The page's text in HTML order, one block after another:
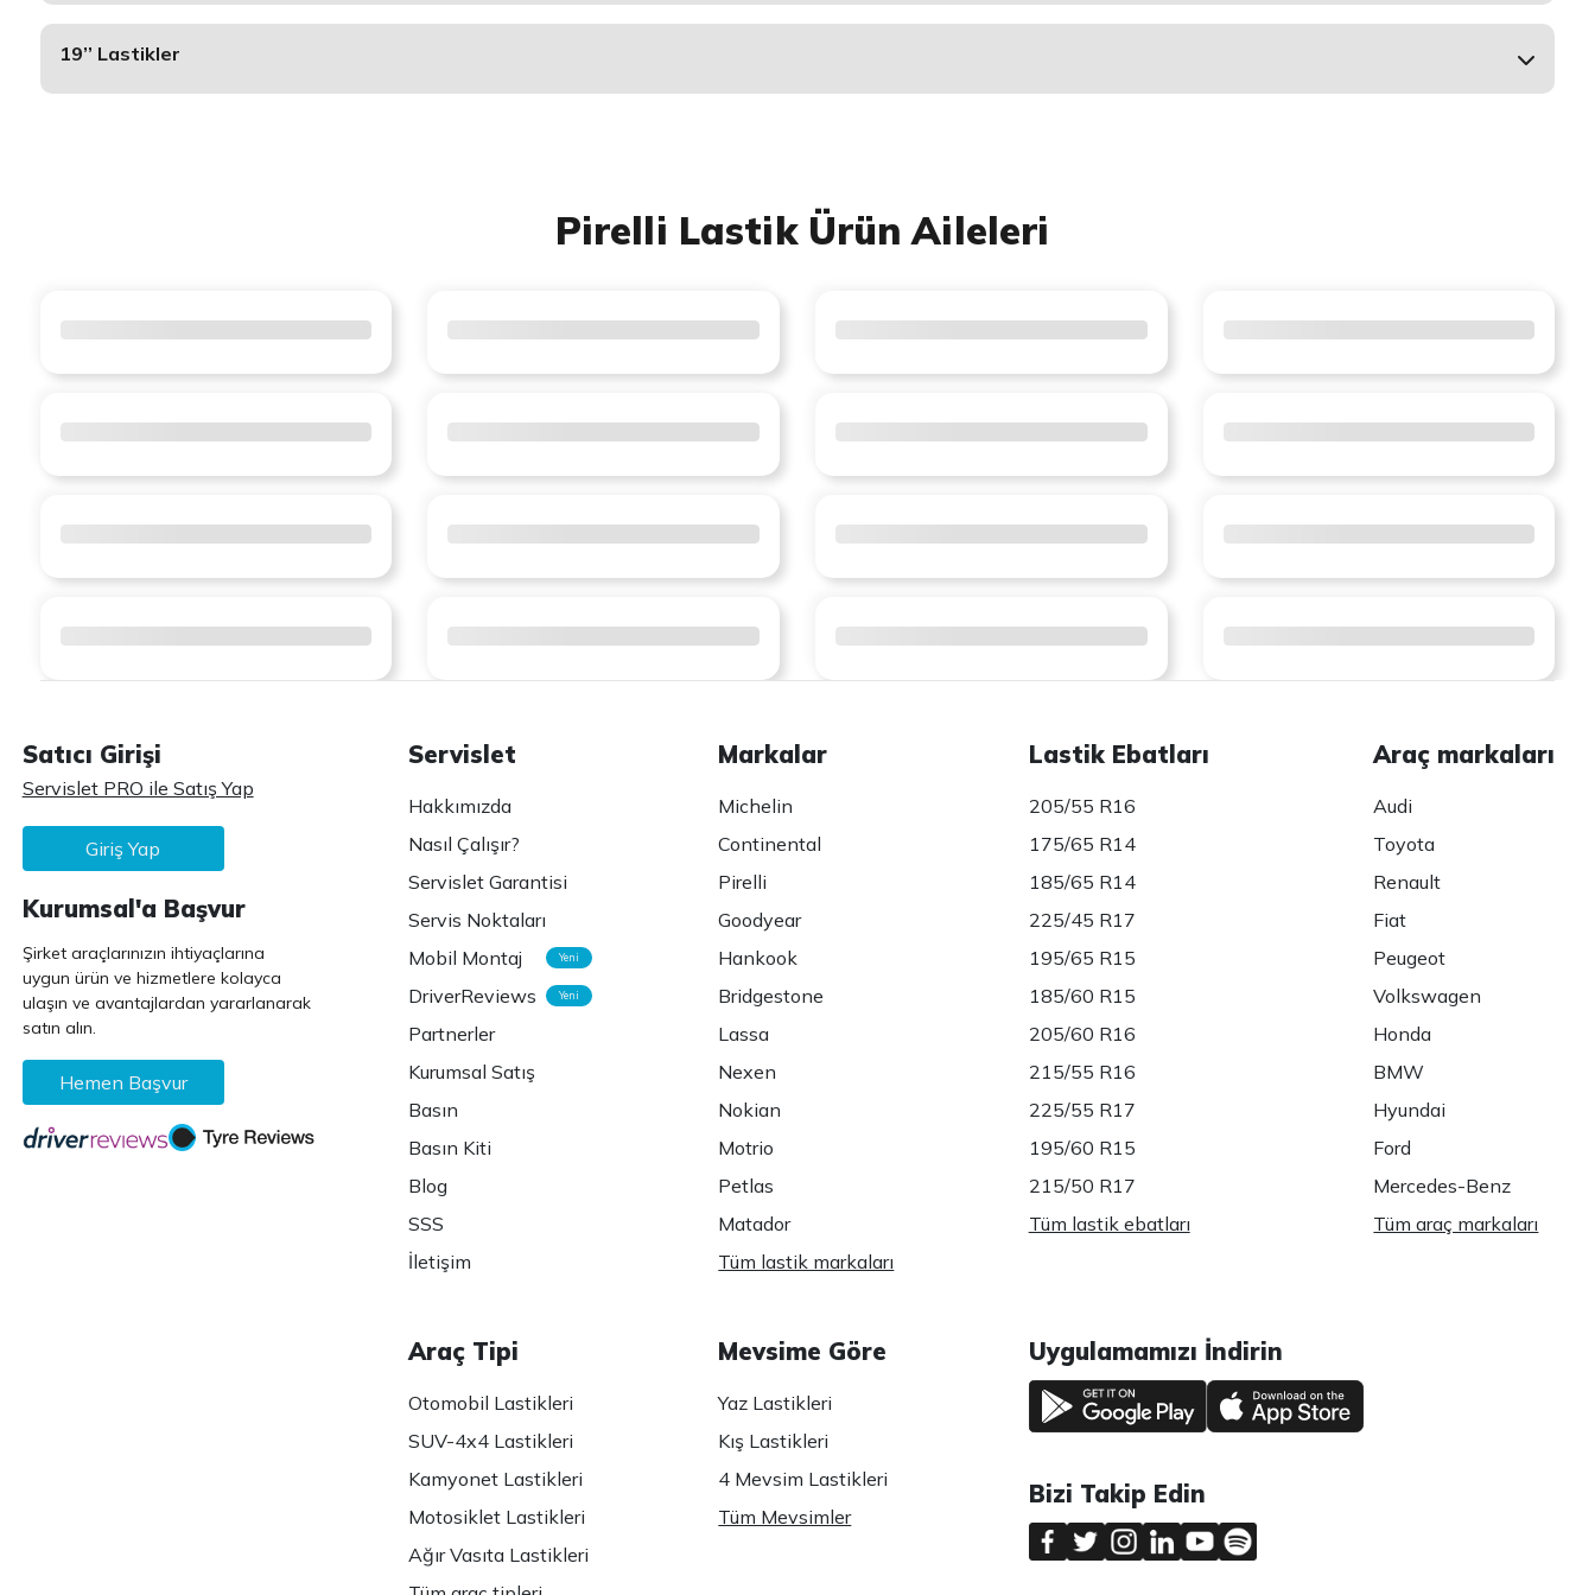
19’’ Lastikler
Pirelli Lastik Ürün Aileleri
Satıcı Girişi
Servislet PRO ile Satış Yap
Giriş Yap
Kurumsal'a Başvur
Şirket araçlarınızın ihtiyaçlarına
uygun ürün ve hizmetlere kolayca
ulaşın ve avantajlardan yararlanarak
satın alın.
Hemen Başvur
Servislet
Hakkımızda
Nasıl Çalışır?
Servislet Garantisi
Servis Noktaları
Mobil Montaj
Yeni
DriverReviews Yeni
Partnerler
Kurumsal Satış
Basın
Basın Kiti
Blog
SSS
İletişim
Markalar
Michelin
Continental
Pirelli
Goodyear
Hankook
Bridgestone
Lassa
Nexen
Nokian
Motrio
Petlas
Matador
Tüm lastik markaları
Lastik Ebatları
205/55 R16
175/65 R14
185/65 R14
225/45 R17
195/65 R15
185/60 R15
205/60 R16
215/55 R16
225/55 R17
195/60 R15
215/50 R17
Tüm lastik ebatları
Araç markaları
Audi
Toyota
Renault
Fiat
Peugeot
Volkswagen
Honda
BMW
Hyundai
Ford
Mercedes-Benz
Tüm araç markaları
Araç Tipi
Otomobil Lastikleri
SUV-4x4 Lastikleri
Kamyonet Lastikleri
Motosiklet Lastikleri
Ağır Vasıta Lastikleri
Mevsime Göre
Yaz Lastikleri
Kış Lastikleri
4 Mevsim Lastikleri
Tüm Mevsimler
Uygulamamızı İndirin
Bizi Takip Edin